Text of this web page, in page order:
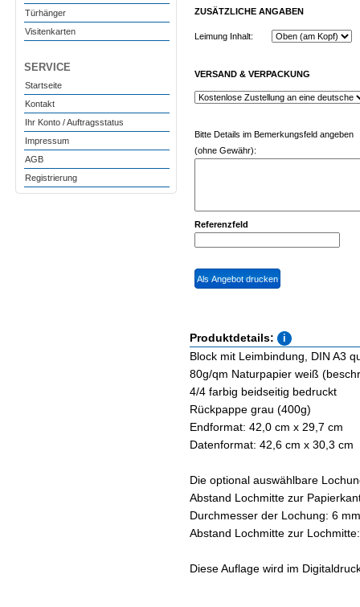
Türhänger
Visitenkarten
SERVICE
Startseite
Kontakt
Ihr Konto / Auftragsstatus
Impressum
AGB
Registrierung
ZUSÄTZLICHE ANGABEN
Leimung Inhalt:
VERSAND & VERPACKUNG
Bitte Details im Bemerkungsfeld angeben
(ohne Gewähr):
Referenzfeld
Produktdetails:
Block mit Leimbindung, DIN A3
80g/qm Naturpapier weiß
4/4 farbig beidseitig bedruckt
Rückpappe grau (400g)
Endformat: 42,0 cm x 29,7 cm
Datenformat: 42,6 cm x 30,3 cm
Die optional auswählbare
Abstand Lochmitte zur
Durchmesser der Lochung: 6 mm
Abstand Lochmitte zur
Diese Auflage wird im